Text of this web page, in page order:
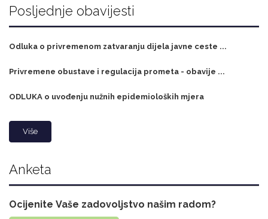
Posljednje obavijesti
Odluka o privremenom zatvaranju dijela javne ceste ...
Privremene obustave i regulacija prometa - obavije ...
ODLUKA o uvođenju nužnih epidemioloških mjera
Više
Anketa
Ocijenite Vaše zadovoljstvo našim radom?